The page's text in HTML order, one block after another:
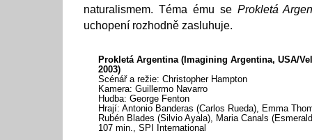
naturalismem. Téma ému se Prokletá
uchopení rozhodně zasluhuje.
Prokletá Argentina (Imagining Argentina, USA/
2003)
Scénář a režie: Christopher Hampton
Kamera: Guillermo Navarro
Hudba: George Fenton
Hrají: Antonio Banderas (Carlos Rueda), Emma
Rubén Blades (Silvio Ayala), Maria Canals
107 min., SPI International